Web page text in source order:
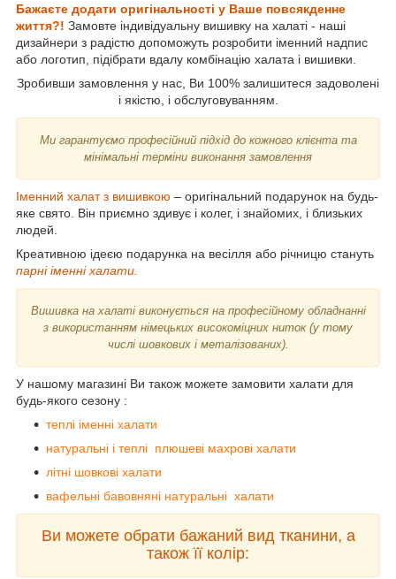
Бажаєте додати оригінальності у Ваше повсякденне
життя?! Замовте індивідуальну вишивку на халаті - наші
дизайнери з радістю допоможуть розробити іменний надпис
або логотип, підібрати вдалу комбінацію халата і вишивки.
Зробивши замовлення у нас, Ви 100% залишитеся задоволені
і якістю, і обслуговуванням.
Ми гарантуємо професійний підхід до кожного клієнта та
мінімальні терміни виконання замовлення
Іменний халат з вишивкою – оригінальний подарунок на будь-
яке свято. Він приємно здивує і колег, і знайомих, і близьких
людей.
Креативною ідеєю подарунка на весілля або річницю стануть
парні іменні халати.
Вишивка на халаті виконується на професійному обладнанні
з використанням німецьких високоміцних ниток (у тому
числі шовкових і металізованих).
У нашому магазині Ви також можете замовити халати для
будь-якого сезону :
теплі іменні халати
натуральні і теплі плюшеві махрові халати
літні шовкові халати
вафельні бавовняні натуральні халати
Ви можете обрати бажаний вид тканини, а
також її колір: